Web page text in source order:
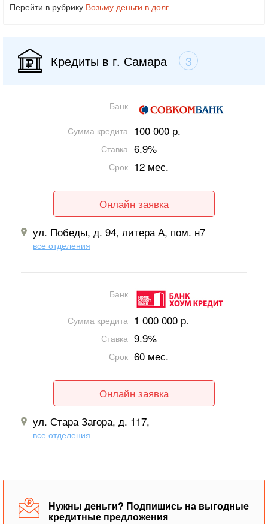
Перейти в рубрику Возьму деньги в долг
Кредиты в г. Самара 3
Банк
Сумма кредита 100 000 р.
Ставка 6.9%
Срок 12 мес.
Онлайн заявка
ул. Победы, д. 94, литера А, пом. н7
все отделения
Банк
Сумма кредита 1 000 000 р.
Ставка 9.9%
Срок 60 мес.
Онлайн заявка
ул. Стара Загора, д. 117,
все отделения
Нужны деньги? Подпишись на выгодные
кредитные предложения